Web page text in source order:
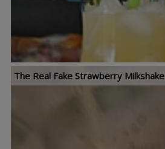
The Real Fake Strawberry Milkshake